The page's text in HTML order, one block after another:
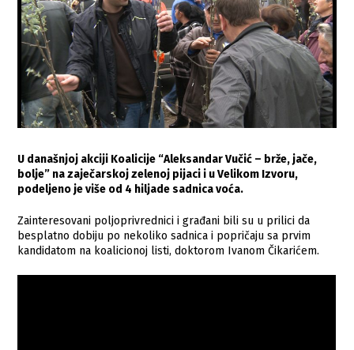
U današnjoj akciji Koalicije “Aleksandar Vučić – brže, jače,
bolje” na zaječarskoj zelenoj pijaci i u Velikom Izvoru,
podeljeno je više od 4 hiljade sadnica voća.
Zainteresovani poljoprivrednici i građani bili su u prilici da
besplatno dobiju po nekoliko sadnica i popričaju sa prvim
kandidatom na koalicionoj listi, doktorom Ivanom Čikarićem.